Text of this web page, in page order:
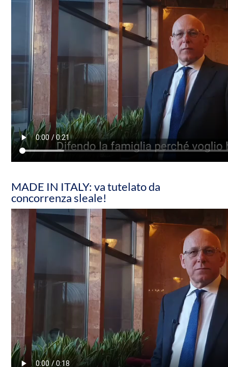
MADE IN ITALY: va tutelato da
concorrenza sleale!